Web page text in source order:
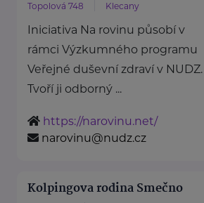
Topolová 748 Klecany
Iniciativa Na rovinu působí v
rámci Výzkumného programu
Veřejné duševní zdraví v NUDZ.
Tvoří ji odborný ...
https://narovinu.net/
narovinu@nudz.cz
Kolpingova rodina Smečno